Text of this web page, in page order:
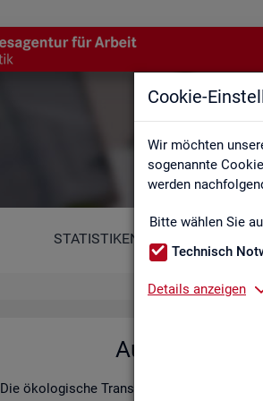
Cookie-
Wir möchten
sogenannte
werden
Bitte wählen Sie
Technisch
Details anzeigen
STATISTIKEN
Die öko­lo­gi­sche Trans­for­ma­ti­on be­trifft die